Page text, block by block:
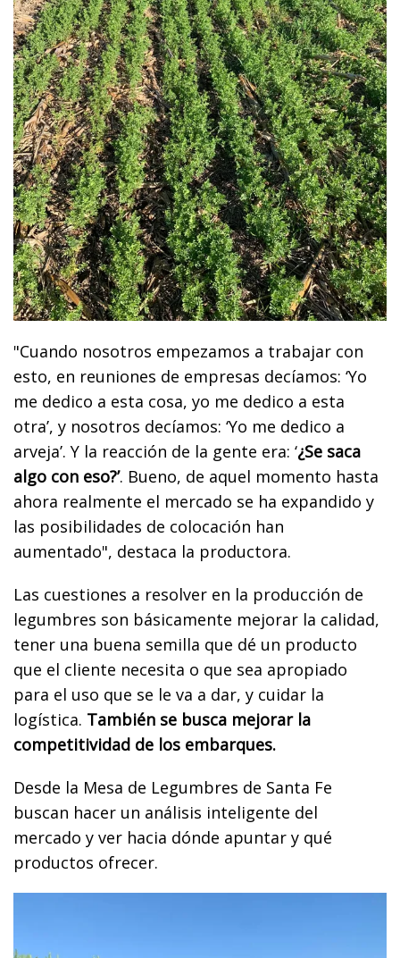
"Cuando nosotros empezamos a trabajar con
esto, en reuniones de empresas decíamos: ‘Yo
me dedico a esta cosa, yo me dedico a esta
otra’, y nosotros decíamos: ‘Yo me dedico a
arveja’. Y la reacción de la gente era: ‘¿Se saca
algo con eso?’. Bueno, de aquel momento hasta
ahora realmente el mercado se ha expandido y
las posibilidades de colocación han
aumentado", destaca la productora.
Las cuestiones a resolver en la producción de
legumbres son básicamente mejorar la calidad,
tener una buena semilla que dé un producto
que el cliente necesita o que sea apropiado
para el uso que se le va a dar, y cuidar la
logística. También se busca mejorar la
competitividad de los embarques.
Desde la Mesa de Legumbres de Santa Fe
buscan hacer un análisis inteligente del
mercado y ver hacia dónde apuntar y qué
productos ofrecer.